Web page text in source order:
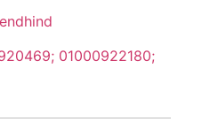
01000922180;